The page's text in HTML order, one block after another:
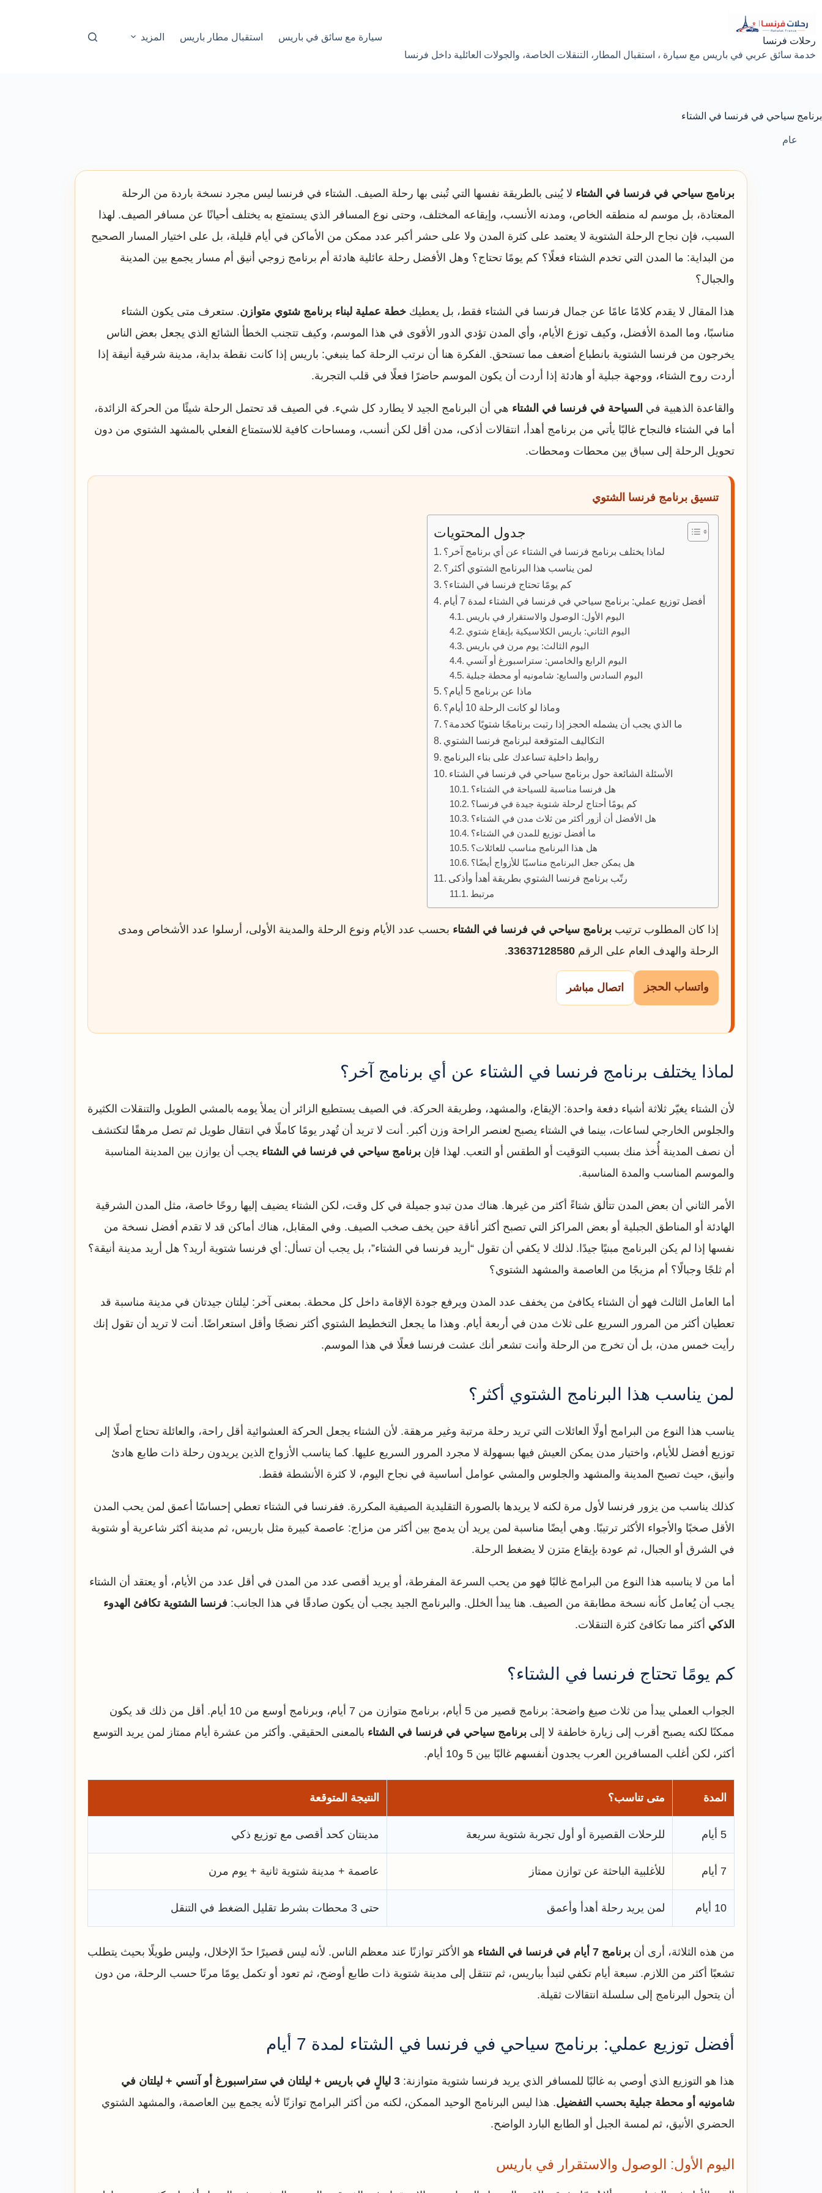
المحتوى
رحلات فرنسا
خدمة سائق عربي في باريس مع سيارة ، استقبال المطار، التنقلات الخاصة، والجولات العائلية داخل فرنسا
سيارة مع سائق في باريس استقبال مطار باريس المزيد
برنامج سياحي في فرنسا في الشتاء
عام
برنامج سياحي في فرنسا في الشتاء لا يُبنى بالطريقة نفسها التي تُبنى بها رحلة الصيف. الشتاء في فرنسا ليس مجرد نسخة باردة من الرحلة
المعتادة، بل موسم له منطقه الخاص، ومدنه الأنسب، وإيقاعه المختلف، وحتى نوع المسافر الذي يستمتع به يختلف أحيانًا عن مسافر الصيف. لهذا
السبب، فإن نجاح الرحلة الشتوية لا يعتمد على كثرة المدن ولا على حشر أكبر عدد ممكن من الأماكن في أيام قليلة، بل على اختيار المسار الصحيح
من البداية: ما المدن التي تخدم الشتاء فعلًا؟ كم يومًا تحتاج؟ وهل الأفضل رحلة عائلية هادئة أم برنامج زوجي أنيق أم مسار يجمع بين المدينة
والجبال؟
هذا المقال لا يقدم كلامًا عامًا عن جمال فرنسا في الشتاء فقط، بل يعطيك خطة عملية لبناء برنامج شتوي متوازن. ستعرف متى يكون الشتاء
مناسبًا، وما المدة الأفضل، وكيف توزع الأيام، وأي المدن تؤدي الدور الأقوى في هذا الموسم، وكيف تتجنب الخطأ الشائع الذي يجعل بعض الناس
يخرجون من فرنسا الشتوية بانطباع أضعف مما تستحق. الفكرة هنا أن نرتب الرحلة كما ينبغي: باريس إذا كانت نقطة بداية، مدينة شرقية أنيقة إذا
أردت روح الشتاء، ووجهة جبلية أو هادئة إذا أردت أن يكون الموسم حاضرًا فعلًا في قلب التجربة.
والقاعدة الذهبية في السياحة في فرنسا في الشتاء هي أن البرنامج الجيد لا يطارد كل شيء. في الصيف قد تحتمل الرحلة شيئًا من الحركة الزائدة،
أما في الشتاء فالنجاح غالبًا يأتي من برنامج أهدأ، انتقالات أذكى، مدن أقل لكن أنسب، ومساحات كافية للاستمتاع الفعلي بالمشهد الشتوي من دون
تحويل الرحلة إلى سباق بين محطات ومحطات.
تنسيق برنامج فرنسا الشتوي
جدول المحتويات
لماذا يختلف برنامج فرنسا في الشتاء عن أي برنامج آخر؟
لمن يناسب هذا البرنامج الشتوي أكثر؟
كم يومًا تحتاج فرنسا في الشتاء؟
أفضل توزيع عملي: برنامج سياحي في فرنسا في الشتاء لمدة 7 أيام
اليوم الأول: الوصول والاستقرار في باريس
اليوم الثاني: باريس الكلاسيكية بإيقاع شتوي
اليوم الثالث: يوم مرن في باريس
اليوم الرابع والخامس: ستراسبورغ أو آنسي
اليوم السادس والسابع: شامونيه أو محطة جبلية
ماذا عن برنامج 5 أيام؟
وماذا لو كانت الرحلة 10 أيام؟
ما الذي يجب أن يشمله الحجز إذا رتبت برنامجًا شتويًا كخدمة؟
التكاليف المتوقعة لبرنامج فرنسا الشتوي
روابط داخلية تساعدك على بناء البرنامج
الأسئلة الشائعة حول برنامج سياحي في فرنسا في الشتاء
هل فرنسا مناسبة للسياحة في الشتاء؟
كم يومًا أحتاج لرحلة شتوية جيدة في فرنسا؟
هل الأفضل أن أزور أكثر من ثلاث مدن في الشتاء؟
ما أفضل توزيع للمدن في الشتاء؟
هل هذا البرنامج مناسب للعائلات؟
هل يمكن جعل البرنامج مناسبًا للأزواج أيضًا؟
رتّب برنامج فرنسا الشتوي بطريقة أهدأ وأذكى
مرتبط
إذا كان المطلوب ترتيب برنامج سياحي في فرنسا في الشتاء بحسب عدد الأيام ونوع الرحلة والمدينة الأولى، أرسلوا عدد الأشخاص ومدى
الرحلة والهدف العام على الرقم 33637128580
.
واتساب الحجز اتصال مباشر
لماذا يختلف برنامج فرنسا في الشتاء عن أي برنامج آخر؟
لأن الشتاء يغيّر ثلاثة أشياء دفعة واحدة: الإيقاع، والمشهد، وطريقة الحركة. في الصيف يستطيع الزائر أن يملأ يومه بالمشي الطويل والتنقلات الكثيرة
والجلوس الخارجي لساعات، بينما في الشتاء يصبح لعنصر الراحة وزن أكبر. أنت لا تريد أن تُهدر يومًا كاملًا في انتقال طويل ثم تصل مرهقًا لتكتشف
أن نصف المدينة أُخذ منك بسبب التوقيت أو الطقس أو التعب. لهذا فإن برنامج سياحي في فرنسا في الشتاء يجب أن يوازن بين المدينة المناسبة
والموسم المناسب والمدة المناسبة.
الأمر الثاني أن بعض المدن تتألق شتاءً أكثر من غيرها. هناك مدن تبدو جميلة في كل وقت، لكن الشتاء يضيف إليها روحًا خاصة، مثل المدن الشرقية
الهادئة أو المناطق الجبلية أو بعض المراكز التي تصبح أكثر أناقة حين يخف صخب الصيف. وفي المقابل، هناك أماكن قد لا تقدم أفضل نسخة من
نفسها إذا لم يكن البرنامج مبنيًا جيدًا. لذلك لا يكفي أن تقول “أريد فرنسا في الشتاء”، بل يجب أن تسأل: أي فرنسا شتوية أريد؟ هل أريد مدينة أنيقة؟
أم ثلجًا وجبالًا؟ أم مزيجًا من العاصمة والمشهد الشتوي؟
أما العامل الثالث فهو أن الشتاء يكافئ من يخفف عدد المدن ويرفع جودة الإقامة داخل كل محطة. بمعنى آخر: ليلتان جيدتان في مدينة مناسبة قد
تعطيان أكثر من المرور السريع على ثلاث مدن في أربعة أيام. وهذا ما يجعل التخطيط الشتوي أكثر نضجًا وأقل استعراضًا. أنت لا تريد أن تقول إنك
رأيت خمس مدن، بل أن تخرج من الرحلة وأنت تشعر أنك عشت فرنسا فعلًا في هذا الموسم.
لمن يناسب هذا البرنامج الشتوي أكثر؟
يناسب هذا النوع من البرامج أولًا العائلات التي تريد رحلة مرتبة وغير مرهقة. لأن الشتاء يجعل الحركة العشوائية أقل راحة، والعائلة تحتاج أصلًا إلى
توزيع أفضل للأيام، واختيار مدن يمكن العيش فيها بسهولة لا مجرد المرور السريع عليها. كما يناسب الأزواج الذين يريدون رحلة ذات طابع هادئ
وأنيق، حيث تصبح المدينة والمشهد والجلوس والمشي عوامل أساسية في نجاح اليوم، لا كثرة الأنشطة فقط.
كذلك يناسب من يزور فرنسا لأول مرة لكنه لا يريدها بالصورة التقليدية الصيفية المكررة. ففرنسا في الشتاء تعطي إحساسًا أعمق لمن يحب المدن
الأقل صخبًا والأجواء الأكثر ترتيبًا. وهي أيضًا مناسبة لمن يريد أن يدمج بين أكثر من مزاج: عاصمة كبيرة مثل باريس، ثم مدينة أكثر شاعرية أو شتوية
في الشرق أو الجبال، ثم عودة بإيقاع متزن لا يضغط الرحلة.
أما من لا يناسبه هذا النوع من البرامج غالبًا فهو من يحب السرعة المفرطة، أو يريد أقصى عدد من المدن في أقل عدد من الأيام، أو يعتقد أن الشتاء
يجب أن يُعامل كأنه نسخة مطابقة من الصيف. هنا يبدأ الخلل. والبرنامج الجيد يجب أن يكون صادقًا في هذا الجانب: فرنسا الشتوية تكافئ الهدوء
الذكي أكثر مما تكافئ كثرة التنقلات.
كم يومًا تحتاج فرنسا في الشتاء؟
الجواب العملي يبدأ من ثلاث صيغ واضحة: برنامج قصير من 5 أيام، برنامج متوازن من 7 أيام، وبرنامج أوسع من 10 أيام. أقل من ذلك قد يكون
ممكنًا لكنه يصبح أقرب إلى زيارة خاطفة لا إلى برنامج سياحي في فرنسا في الشتاء بالمعنى الحقيقي. وأكثر من عشرة أيام ممتاز لمن يريد التوسع
أكثر، لكن أغلب المسافرين العرب يجدون أنفسهم غالبًا بين 5 و10 أيام.
المدة متى تناسب؟ النتيجة المتوقعة
5 أيام للرحلات القصيرة أو أول تجربة شتوية سريعة مدينتان كحد أقصى مع توزيع ذكي
7 أيام للأغلبية الباحثة عن توازن ممتاز عاصمة + مدينة شتوية ثانية + يوم مرن
10 أيام لمن يريد رحلة أهدأ وأعمق حتى 3 محطات بشرط تقليل الضغط في التنقل
من هذه الثلاثة، أرى أن برنامج 7 أيام في فرنسا في الشتاء
هو الأكثر توازنًا عند معظم الناس. لأنه ليس قصيرًا حدّ الإخلال، وليس طويلًا بحيث يتطلب
تشعبًا أكثر من اللازم. سبعة أيام تكفي لتبدأ بباريس، ثم تنتقل إلى مدينة شتوية ذات طابع أوضح، ثم تعود أو تكمل يومًا مرنًا حسب الرحلة، من دون
أن يتحول البرنامج إلى سلسلة انتقالات ثقيلة.
أفضل توزيع عملي: برنامج سياحي في فرنسا في الشتاء لمدة 7 أيام
هذا هو التوزيع الذي أوصي به غالبًا للمسافر الذي يريد فرنسا شتوية متوازنة:
3 ليالٍ في باريس + ليلتان في ستراسبورغ أو آنسي + ليلتان في
شامونيه أو محطة جبلية بحسب التفضيل. هذا ليس البرنامج الوحيد الممكن، لكنه من أكثر البرامج توازنًا لأنه يجمع بين العاصمة، والمشهد الشتوي
الحضري الأنيق، ثم لمسة الجبل أو الطابع البارد الواضح.
اليوم الأول: الوصول والاستقرار في باريس